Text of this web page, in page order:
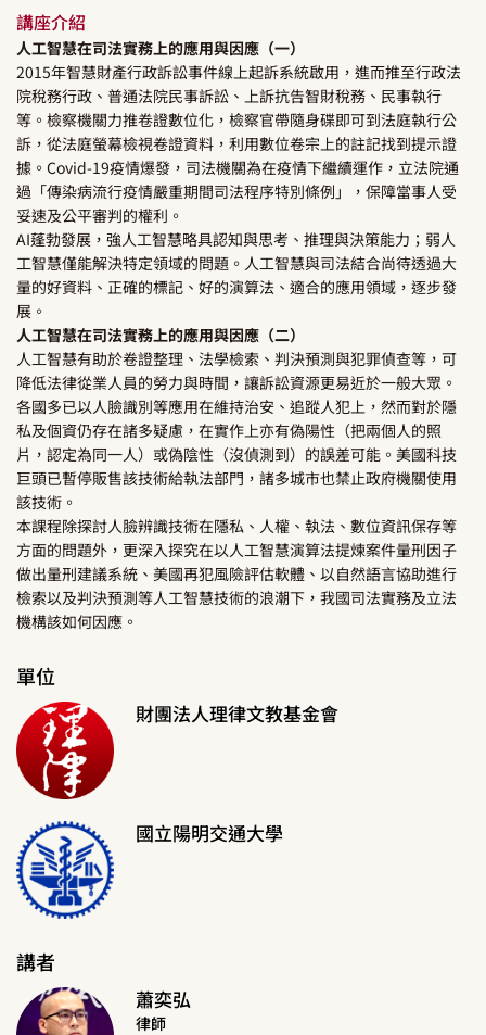
講座介紹
人工智慧在司法實務上的應用與因應（一）
2015年智慧財產行政訴訟事件線上起訴系統啟用，進而推至行政法
院稅務行政、普通法院民事訴訟、上訴抗告智財稅務、民事執行
等。檢察機關力推卷證數位化，檢察官帶隨身碟即可到法庭執行公
訴，從法庭螢幕檢視卷證資料，利用數位卷宗上的註記找到提示證
據。Covid-19疫情爆發，司法機關為在疫情下繼續運作，立法院通
過「傳染病流行疫情嚴重期間司法程序特別條例」，保障當事人受
妥速及公平審判的權利。
AI蓬勃發展，強人工智慧略具認知與思考、推理與決策能力；弱人
工智慧僅能解決特定領域的問題。人工智慧與司法結合尚待透過大
量的好資料、正確的標記、好的演算法、適合的應用領域，逐步發
展。
人工智慧在司法實務上的應用與因應（二）
人工智慧有助於卷證整理、法學檢索、判決預測與犯罪偵查等，可
降低法律從業人員的勞力與時間，讓訴訟資源更易近於一般大眾。
各國多已以人臉識別等應用在維持治安、追蹤人犯上，然而對於隱
私及個資仍存在諸多疑慮，在實作上亦有偽陽性（把兩個人的照
片，認定為同一人）或偽陰性（沒偵測到）的誤差可能。美國科技
巨頭已暫停販售該技術給執法部門，諸多城市也禁止政府機關使用
該技術。
本課程除探討人臉辨識技術在隱私、人權、執法、數位資訊保存等
方面的問題外，更深入探究在以人工智慧演算法提煉案件量刑因子
做出量刑建議系統、美國再犯風險評估軟體、以自然語言協助進行
檢索以及判決預測等人工智慧技術的浪潮下，我國司法實務及立法
機構該如何因應。
單位
財團法人理律文教基金會
國立陽明交通大學
講者
蕭奕弘
律師